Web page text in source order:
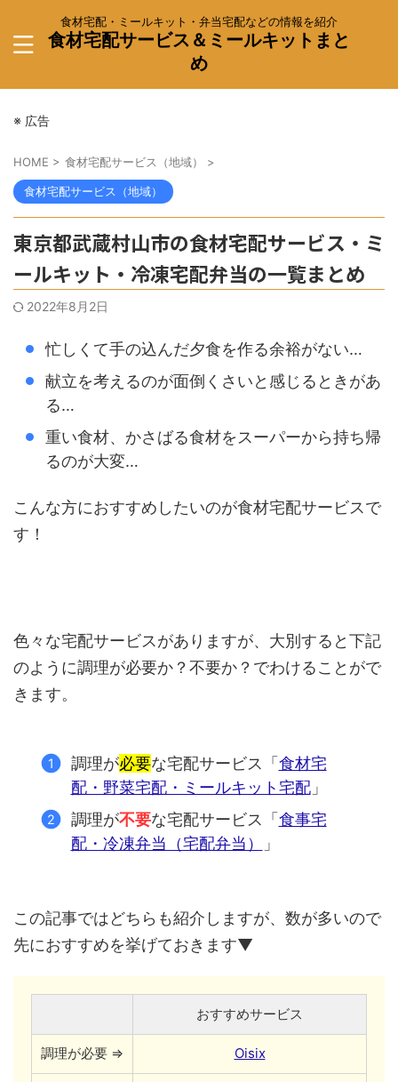
食材宅配・ミールキット・弁当宅配などの情報を紹介
食材宅配サービス＆ミールキットまと
め
※ 広告
HOME > 食材宅配サービス（地域） >
食材宅配サービス（地域）
東京都武蔵村山市の食材宅配サービス・ミ
ールキット・冷凍宅配弁当の一覧まとめ
2022年8月2日
忙しくて手の込んだ夕食を作る余裕がない…
献立を考えるのが面倒くさいと感じるときがあ
る…
重い食材、かさばる食材をスーパーから持ち帰
るのが大変…
こんな方におすすめしたいのが食材宅配サービスで
す！
色々な宅配サービスがありますが、大別すると下記
のように調理が必要か？不要か？でわけることがで
きます。
調理が必要な宅配サービス「食材宅
配・野菜宅配・ミールキット宅配」
調理が不要な宅配サービス「食事宅
配・冷凍弁当（宅配弁当）
」
この記事ではどちらも紹介しますが、数が多いので
先におすすめを挙げておきます▼
おすすめサービス
調理が必要 ⇒ Oisix